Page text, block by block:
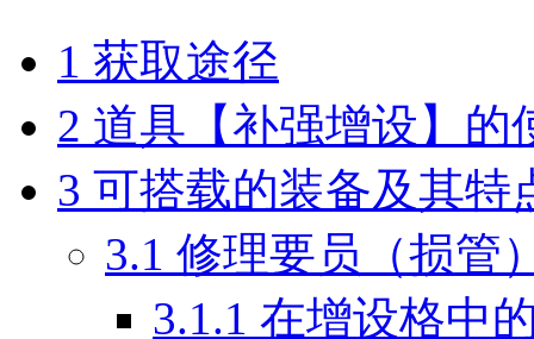
1 获取途径
2 道具【补强增设】的
3 可搭载的装备及其特
3.1 修理要员（损管
3.1.1 在增设格中